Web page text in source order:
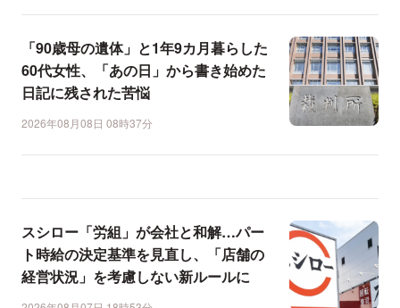
「90歳母の遺体」と1年9カ月暮らした
60代女性、「あの日」から書き始めた
日記に残された苦悩
2026年08月08日 08時37分
スシロー「労組」が会社と和解…パー
ト時給の決定基準を見直し、「店舗の
経営状況」を考慮しない新ルールに